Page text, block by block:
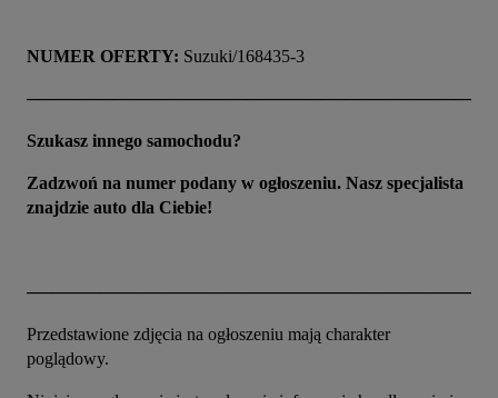
NUMER OFERTY: Suzuki/168435-3
Szukasz innego samochodu?
Zadzwoń na numer podany w ogłoszeniu. Nasz specjalista
znajdzie auto dla Ciebie!
Przedstawione zdjęcia na ogłoszeniu mają charakter
poglądowy.